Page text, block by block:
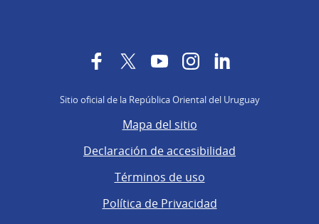
FacebookTwitterYouTubeInstagram
Sitio oficial de la República Oriental del Uruguay
Mapa del sitio
Declaración de accesibilidad
Términos de uso
Política de Privacidad